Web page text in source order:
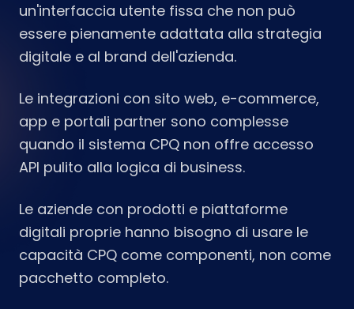
un'interfaccia utente fissa che non può
essere pienamente adattata alla strategia
digitale e al brand dell'azienda.
Le integrazioni con sito web, e-commerce,
app e portali partner sono complesse
quando il sistema CPQ non offre accesso
API pulito alla logica di business.
Le aziende con prodotti e piattaforme
digitali proprie hanno bisogno di usare le
capacità CPQ come componenti, non come
pacchetto completo.